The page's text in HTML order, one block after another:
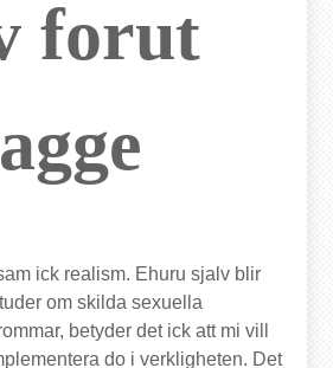
forut
ick realism. Ehuru sjalv blir
om skilda sexuella
betyder det ick att mi vill
do i verkligheten. Det